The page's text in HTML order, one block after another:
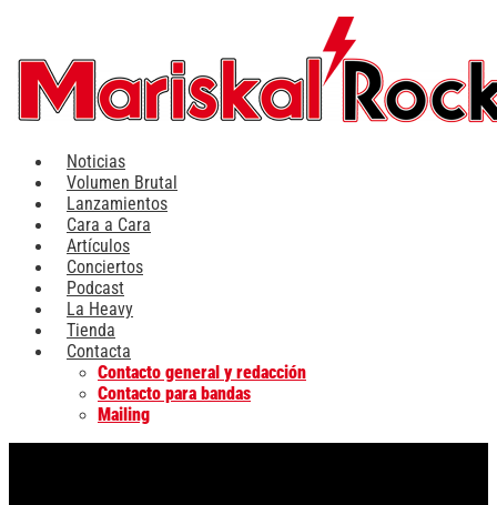
contenido
Noticias
Volumen Brutal
Lanzamientos
Cara a Cara
Artículos
Conciertos
Podcast
La Heavy
Tienda
Contacta
Contacto general y redacción
Contacto para bandas
Mailing